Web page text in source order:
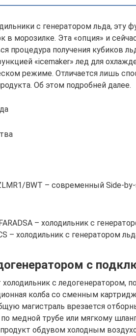
с генератором льда, эту
в морозилке. Эта «опция» и
процедура получения кубиков
«icemaker» лед для
режиме. Отличается лишь
Об этом подробней далее.
BWT – современный Side-
– холодильник с
– холодильник с генератором
с
с ледогенератором,
колба со сменным
магистраль врезается
медной трубе или мягкому
обдувом холодным